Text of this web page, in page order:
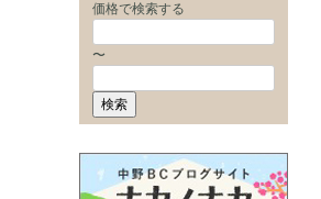
価格で検索する
〜
検索